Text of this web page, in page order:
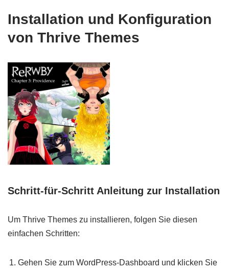
Installation und Konfiguration
von Thrive Themes
Schritt-für-Schritt Anleitung zur Installation
Um Thrive Themes zu installieren, folgen Sie diesen
einfachen Schritten:
Gehen Sie zum WordPress-Dashboard und klicken Sie